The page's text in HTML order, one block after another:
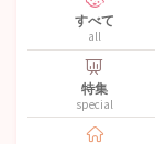
すべて
all
特集
special